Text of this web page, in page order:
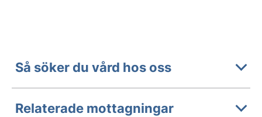
Så söker du vård hos oss
Relaterade mottagningar